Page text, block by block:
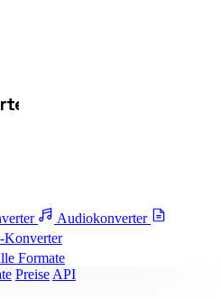
Audiokonverter
Konverter
Formate
Preise API